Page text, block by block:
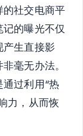
的社交电商平
的曝光不仅
产生直接影
毫无办法。
过利用“热
力，从而恢